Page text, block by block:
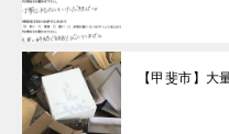
【甲斐市】